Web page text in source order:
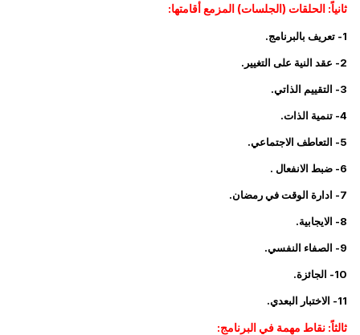
ثانياً: الحلقات (الجلسات) المزمع أقامتها:
2- عقد النية على التغيير.
3- التقييم الذاتي.
4- تنمية الذات.
5- التعاطف الاجتماعي.
6- ضبط الانفعال .
7- ادارة الوقت في رمضان.
8- الايجابية.
9- الصفاء النفسي.
10- الجائزة.
11- الاختبار البعدي.
ثالثاً: نقاط مهمة في البرنامج: